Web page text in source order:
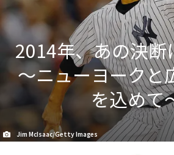
2014年、あの決断
～ニューヨークと
を込めて
Jim McIsaac/Getty Images